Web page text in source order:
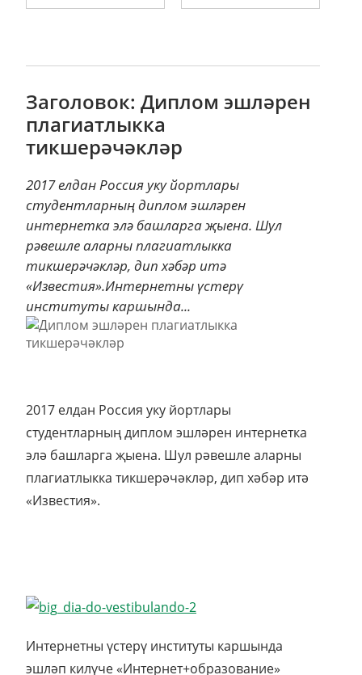
Заголовок: Диплом эшләрен
плагиатлыкка
тикшерәчәкләр
2017 елдан Россия уку йортлары
студентларның диплом эшләрен
интернетка элә башларга җыена. Шул
рәвешле аларны плагиатлыкка
тикшерәчәкләр, дип хәбәр итә
«Известия».Интернетны үстерү
институты каршында...
2017 елдан Россия уку йортлары
студентларның диплом эшләрен интернетка
элә башларга җыена. Шул рәвешле аларны
плагиатлыкка тикшерәчәкләр, дип хәбәр итә
«Известия».
Интернетны үстерү институты каршында
эшләп килүче «Интернет+образование»